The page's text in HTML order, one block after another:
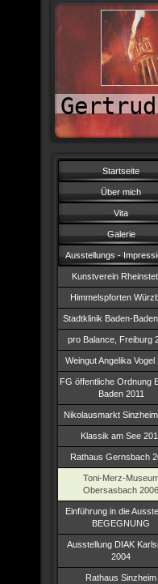
Startseite
Über mich
Vita
Galerie
Ausstellungs -
Kunstverein
Himmelspforten
Stadtklinik Baden-
pro Balance, Freiburg
Weingut Angelika Vogel
FG öffentliche Ordnung
Baden 2011
Nikolausmarkt Sinzheim
Klassik am See
Rathaus Gernsbach
Toni-Merz-
Obersasbach 2006
Einführung in die
BEGEGNUNG
Ausstellung DIAK
2004
Rathaus Sinzheim